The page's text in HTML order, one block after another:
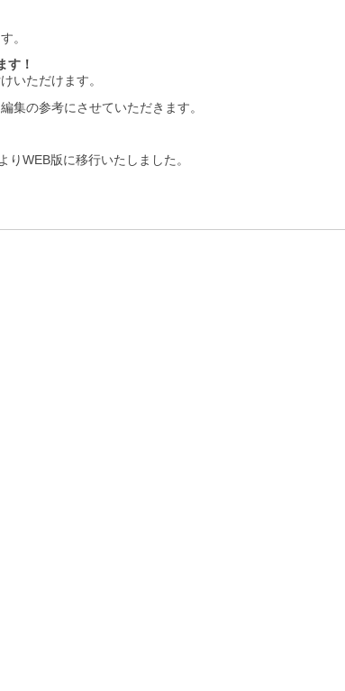
。
す！
いただけます。
集の参考にさせていただきます。
WEB版に移行いたしました。